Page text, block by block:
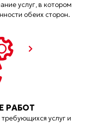
услуг, в котором
обеих сторон.
РАБОТ
услуг и